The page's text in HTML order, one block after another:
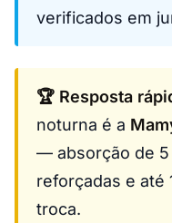
verificados em
🏆 Resposta
noturna é a
— absorção de 5
reforçadas e até
troca.